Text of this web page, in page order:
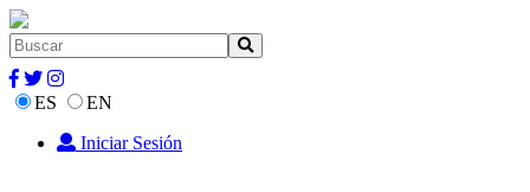
ES
EN
Iniciar Sesión